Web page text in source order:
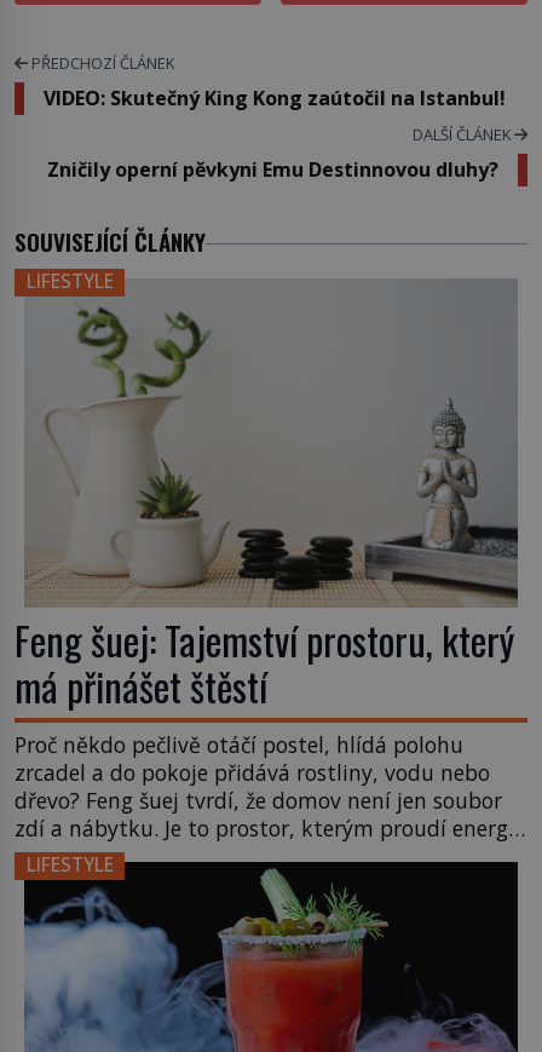
PŘEDCHOZÍ ČLÁNEK
VIDEO: Skutečný King Kong zaútočil na Istanbul!
DALŠÍ ČLÁNEK
Zničily operní pěvkyni Emu Destinnovou dluhy?
SOUVISEJÍCÍ ČLÁNKY
LIFESTYLE
Feng šuej: Tajemství prostoru, který
má přinášet štěstí
Proč někdo pečlivě otáčí postel, hlídá polohu
zrcadel a do pokoje přidává rostliny, vodu nebo
dřevo? Feng šuej tvrdí, že domov není jen soubor
zdí a nábytku. Je to prostor, kterým proudí energie
čchi a jeho uspořádání může ovlivňovat, jak se v
něm člověk cítí. Feng šuej má kořeny ve staré Číně
a jeho historie […]
LIFESTYLE